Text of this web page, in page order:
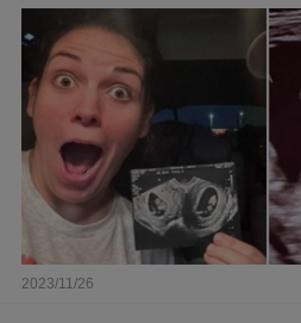
2023/11/26